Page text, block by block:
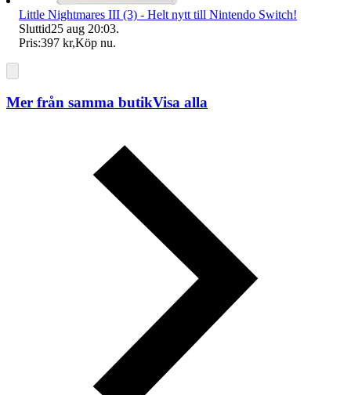
Little Nightmares III (3) - Helt nytt till Nintendo Switch!
Sluttid25 aug 20:03.
Pris:397 kr,Köp nu.
Mer från samma butikVisa alla